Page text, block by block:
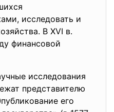
исследовать и
В XVI в.
финансовой
исследования
представителю
его